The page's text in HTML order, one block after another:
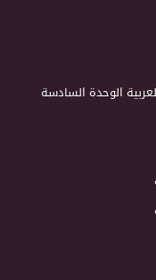
الوحدة السادسة